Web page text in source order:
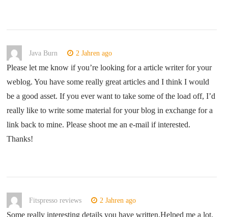
Java Burn 2 Jahren ago
Please let me know if you’re looking for a article writer for your
weblog. You have some really great articles and I think I would
be a good asset. If you ever want to take some of the load off, I’d
really like to write some material for your blog in exchange for a
link back to mine. Please shoot me an e-mail if interested.
Thanks!
Fitspresso reviews 2 Jahren ago
Some really interesting details you have written.Helped me a lot,